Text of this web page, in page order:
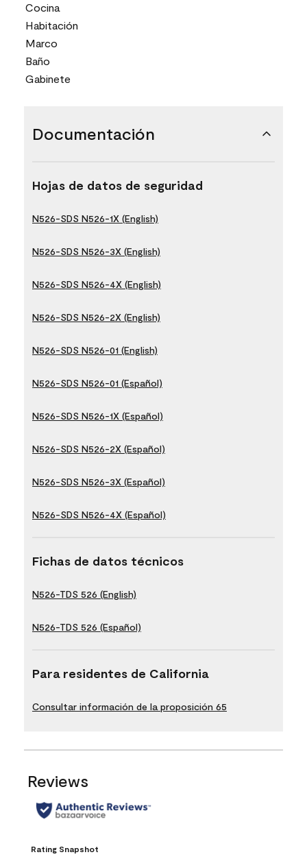
Cocina
Habitación
Marco
Baño
Gabinete
Documentación
Hojas de datos de seguridad
N526-SDS N526-1X (English)
N526-SDS N526-3X (English)
N526-SDS N526-4X (English)
N526-SDS N526-2X (English)
N526-SDS N526-01 (English)
N526-SDS N526-01 (Español)
N526-SDS N526-1X (Español)
N526-SDS N526-2X (Español)
N526-SDS N526-3X (Español)
N526-SDS N526-4X (Español)
Fichas de datos técnicos
N526-TDS 526 (English)
N526-TDS 526 (Español)
Para residentes de California
Consultar información de la proposición 65
Reviews
Rating Snapshot